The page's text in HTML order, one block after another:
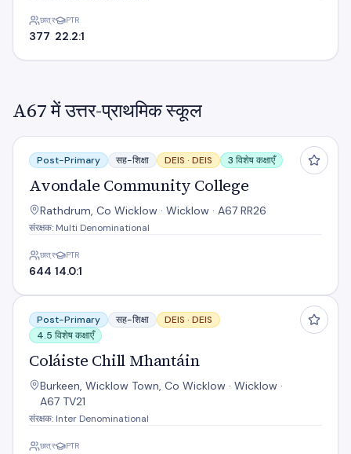
छात्र
377
PTR
22.2:1
A67 में उत्तर-प्राथमिक स्कूल
Avondale Community College
Post-Primary सह-शिक्षा DEIS · DEIS 3 विशेष कक्षाएँ
Avondale Community College
Rathdrum, Co Wicklow · Wicklow · A67 RR26
संरक्षक: Multi Denominational
छात्र
644
PTR
14.0:1
Coláiste Chill Mhantáin
Post-Primary सह-शिक्षा DEIS · DEIS
4.5 विशेष कक्षाएँ
Coláiste Chill Mhantáin
Burkeen, Wicklow Town, Co Wicklow · Wicklow ·
A67 TV21
संरक्षक: Inter Denominational
छात्र PTR